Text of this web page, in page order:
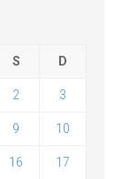
S D
2 3
9 10
16 17